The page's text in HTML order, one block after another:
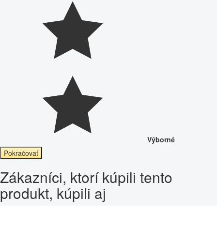
Výborné
Pokračovať
Zákazníci, ktorí kúpili tento
produkt, kúpili aj